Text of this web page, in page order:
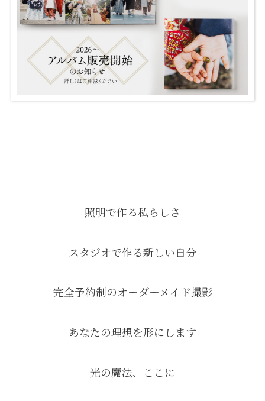
照明で作る私らしさ
スタジオで作る新しい自分
完全予約制のオーダーメイド撮影
あなたの理想を形にします
光の魔法、ここに